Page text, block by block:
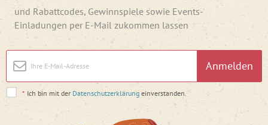
und Rabattcodes, Gewinnspiele sowie Events-
Einladungen per E-Mail zukommen lassen
Anmelden
* Ich bin mit der Datenschutzerklärung einverstanden.